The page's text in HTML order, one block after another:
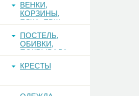
ВЕНКИ,
КОРЗИНЫ,
ЕЛКА, ЕРШ,
ПОСТЕЛЬ,
ОБИВКИ,
ПОКРЫВАЛА
КРЕСТЫ